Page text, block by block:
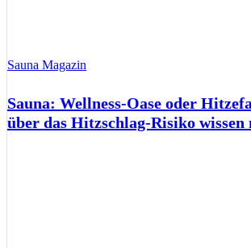
Sauna Magazin
Sauna: Wellness-Oase oder
über das Hitzschlag-Risiko wissen